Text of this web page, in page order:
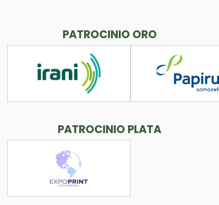
PATROCINIO ORO
PATROCINIO PLATA